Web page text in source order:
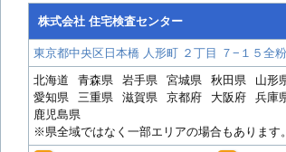
株式会社 住宅検査センター
東京都中央区日本橋 人形町 ２丁目 ７−１５全
北海道
青森県 岩手県 宮城県 秋田県 山形
愛知県
三重県 滋賀県 京都府 大阪府 兵庫
鹿児島県
※県全域ではなく一部エリアの場合もあります。